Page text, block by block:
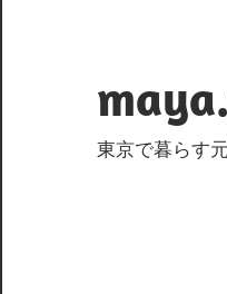
ン
ツ
東京で暮らす